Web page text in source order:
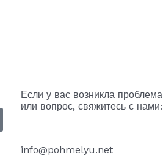
Если у вас возникла проблема
или вопрос, свяжитесь с нами:
info@pohmelyu.net